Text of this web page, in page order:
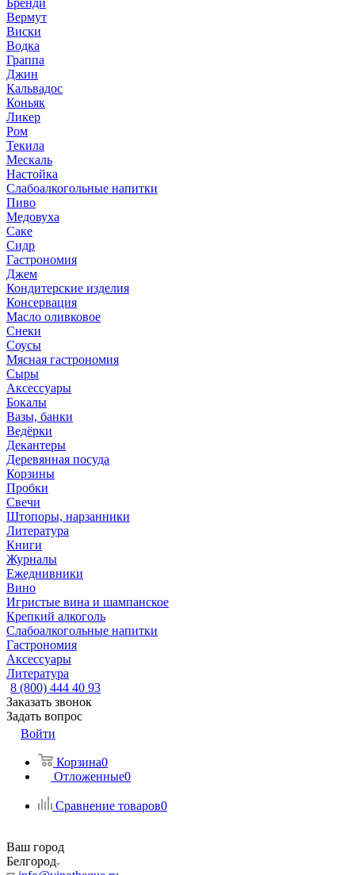
Бренди
Вермут
Виски
Водка
Граппа
Джин
Кальвадос
Коньяк
Ликер
Ром
Текила
Мескаль
Настойка
Слабоалкогольные напитки
Пиво
Медовуха
Саке
Сидр
Гастрономия
Джем
Кондитерские изделия
Консервация
Масло оливковое
Снеки
Соусы
Мясная гастрономия
Сыры
Аксессуары
Бокалы
Вазы, банки
Ведёрки
Декантеры
Деревянная посуда
Корзины
Пробки
Свечи
Штопоры, нарзанники
Литература
Книги
Журналы
Ежеднивники
Вино
Игристые вина и шампанское
Крепкий алкоголь
Слабоалкогольные напитки
Гастрономия
Аксессуары
Литература
8 (800) 444 40 93
Заказать звонок
Задать вопрос
Войти
Корзина0
Отложенные0
Сравнение товаров0
Ваш город
Белгород